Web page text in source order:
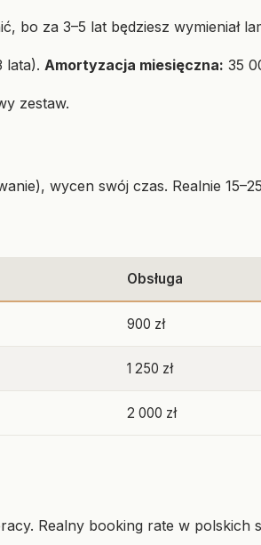
bo za 3–5 lat będziesz wymieniał
lata). Amortyzacja miesięczna: 35
zestaw.
wycen swój czas. Realnie
Obsługa
900 zł
1 250 zł
2 000 zł
Realny booking rate w polskich